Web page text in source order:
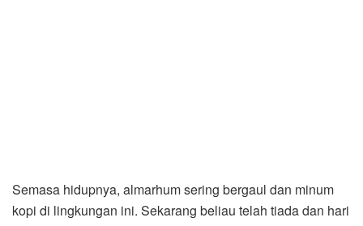
Semasa hidupnya, almarhum sering bergaul dan minum
kopi di lingkungan ini. Sekarang beliau telah tiada dan hari